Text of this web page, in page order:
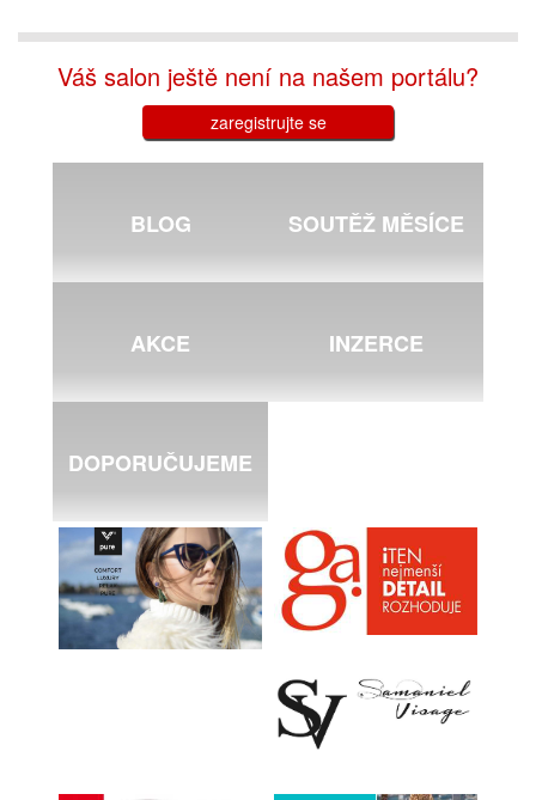
Váš salon ještě není na našem portálu?
zaregistrujte se
BLOG SOUTĚŽ MĚSÍCE
AKCE INZERCE
DOPORUČUJEME